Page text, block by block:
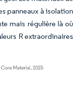
panneaux à isolation
mais régulière là où
R extraordinaires